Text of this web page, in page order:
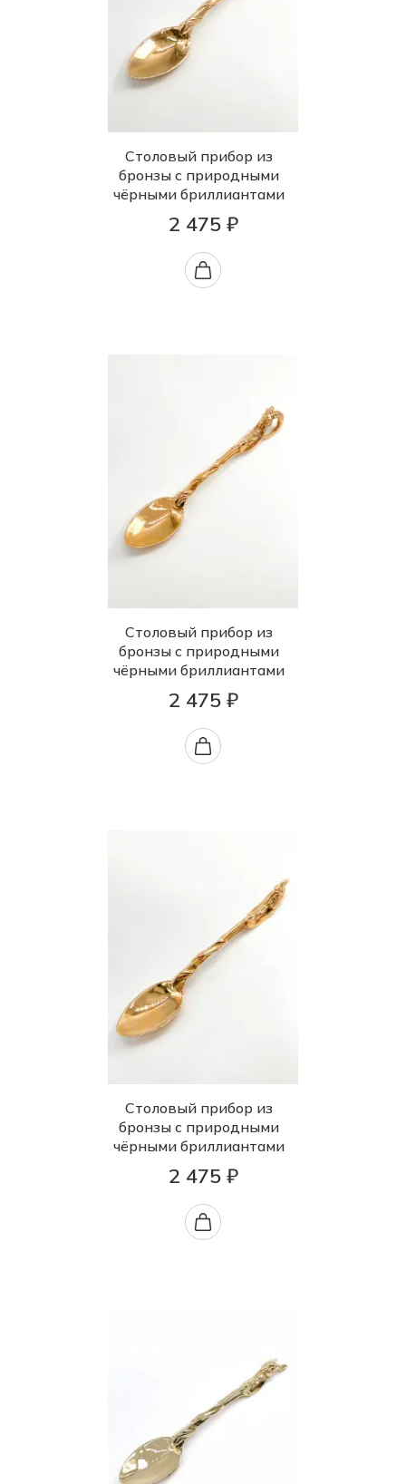
Столовый прибор из
бронзы с природными
чёрными бриллиантами
2 475 ₽
Столовый прибор из
бронзы с природными
чёрными бриллиантами
2 475 ₽
Столовый прибор из
бронзы с природными
чёрными бриллиантами
2 475 ₽